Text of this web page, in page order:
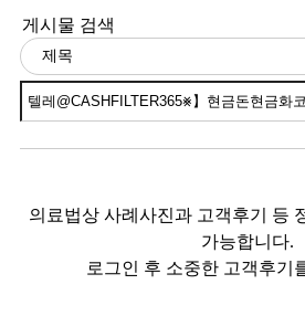
게시물 검색
의료법상 사례사진과 고객후기 등
가능합니다.
로그인 후 소중한 고객후기